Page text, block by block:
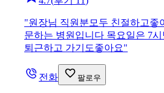
"원장님 직원분모두 친절하고좋
문하는 병원입니다 목요일은 7
퇴근하고 가기도좋아요"
전화 팔로우